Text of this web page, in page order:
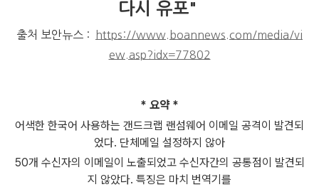
다시 유포"
출처 보안뉴스 :
https://www.boannews.com/media/vi
ew.asp?idx=77802
* 요약 *
어색한 한국어 사용하는 갠드크랩 랜섬웨어 이메일 공격이 발견되
었다. 단체메일 설정하지 않아
50개 수신자의 이메일이 노출되었고 수신자간의 공통점이 발견되
지 않았다. 특징은 마치 번역기를